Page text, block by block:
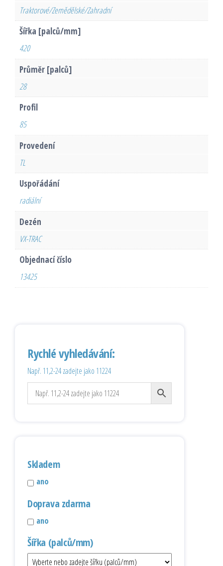
Traktorové/Zemědělské/Zahradní
Šířka [palců/mm]
420
Průměr [palců]
28
Profil
85
Provedení
TL
Uspořádání
radiální
Dezén
VX-TRAC
Objednací číslo
13425
Rychlé vyhledávání:
Např. 11,2-24 zadejte jako 11224
Skladem
ano
Doprava zdarma
ano
Šířka (palců/mm)